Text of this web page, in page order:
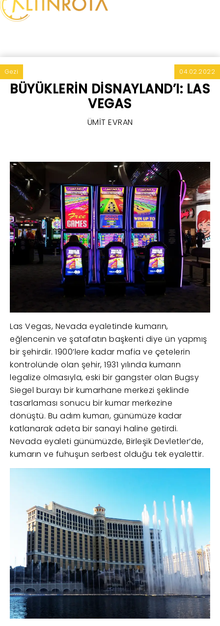
Gezi
BÜYÜKLERİN DİSNAYLAND’I: LAS
VEGAS
ÜMİT EVRAN
04.02.2022
Las Vegas, Nevada eyaletinde kumarın,
eğlencenin ve şatafatın başkenti diye ün yapmış
bir şehirdir. 1900’lere kadar mafia ve çetelerin
kontrolünde olan şehir, 1931 yılında kumarın
legalize olmasıyla, eski bir gangster olan Bugsy
Siegel burayı bir kumarhane merkezi şeklinde
tasarlaması sonucu bir kumar merkezine
dönüştü. Bu adım kumarı, günümüze kadar
katlanarak adeta bir sanayi haline getirdi.
Nevada eyaleti günümüzde, Birleşik Devletler’de,
kumarın ve fuhuşun serbest olduğu tek eyalettir.